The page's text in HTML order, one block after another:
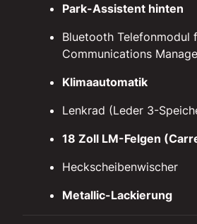
Park-Assistent hinten
Bluetooth Telefonmodul
Communications
Klimaautomatik
Lenkrad (Leder 3-
18 Zoll LM-Felgen
Heckscheibenwischer
Metallic-Lackierung